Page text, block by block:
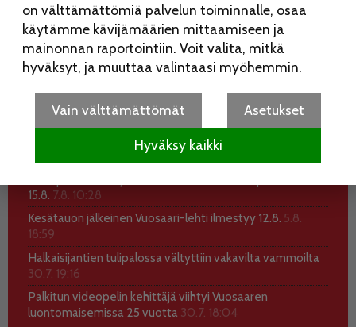
KATSOTUIMMAT
15.8. 7.8. 10:28
Kesätauon jälkeinen Vuosaari-lehti ilmestyy 12.8. 5.8.
18:59
Halkaisijantien tulipalossa vältyttiin vakavilta vammoilta
30.7. 19:16
Palkitun videopelin kehittäjä viihtyi Vuosaaren
luontomaisemissa 25 vuotta 30.7. 18:04
on välttämättömiä palvelun toiminnalle, osaa
käytämme kävijämäärien mittaamiseen ja
mainonnan raportointiin. Voit valita, mitkä
hyväksyt, ja muuttaa valintaasi myöhemmin.
Vain välttämättömät Asetukset
Hyväksy kaikki